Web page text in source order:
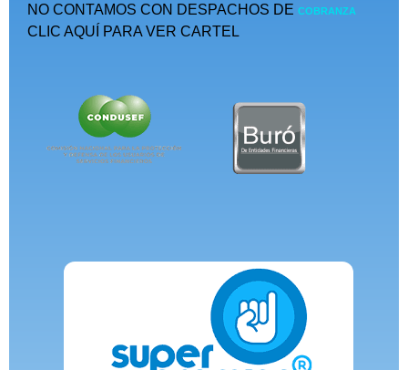
NO CONTAMOS CON DESPACHOS DE COBRANZA
CLIC AQUÍ PARA VER CARTEL